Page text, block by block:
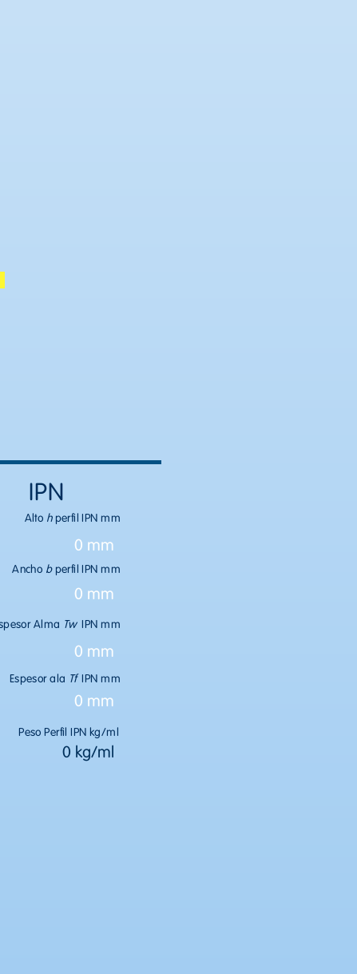
Alto hperfil IPN mm
0 mm
Ancho bperfil IPN mm
0 mm
Alma Tw IPN mm
0 mm
Espesor ala Tf IPN mm
0 mm
Peso Perfil IPN kg/ml
0 kg/ml
IPN